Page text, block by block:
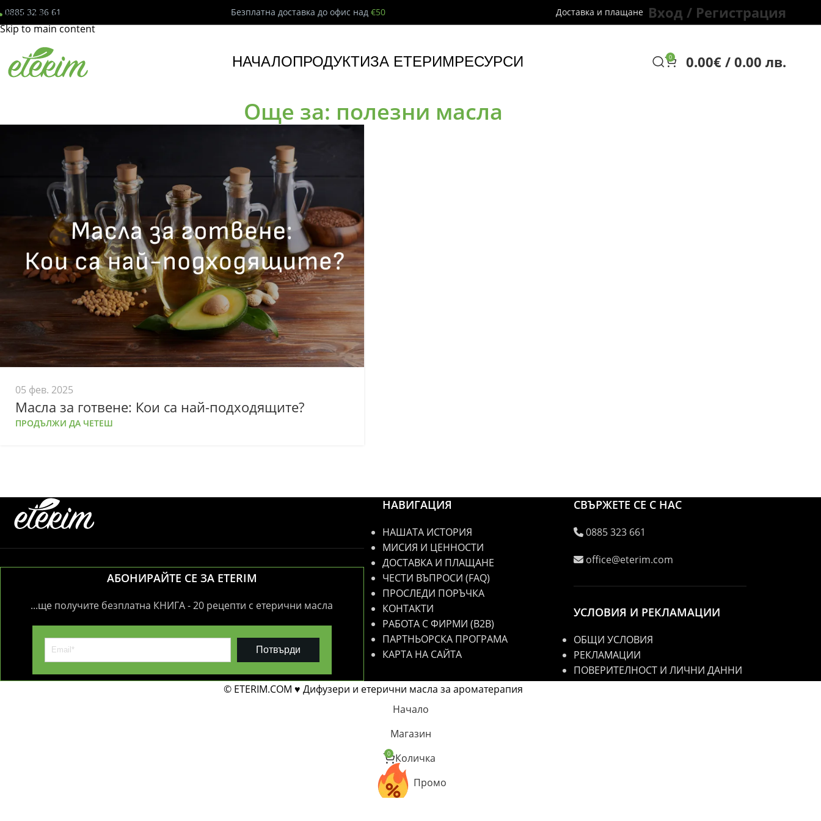
Skip to navigation
Skip to main content
0885 32 36 61 Безплатна доставка до офис над€50 Доставка и плащане Вход / Регистрация
НАЧАЛОПРОДУКТИЗА ЕТЕРИМРЕСУРСИ 0 0.00€/ 0.00 лв.
Още за: полезни масла
05 фев. 2025
Масла за готвене: Кои са най-подходящите?
ПРОДЪЛЖИ ДА ЧЕТЕШ
АБОНИРАЙТЕ СЕ ЗА ETERIM
...ще получите безплатна КНИГА - 20 рецепти с етерични масла
Потвърди
НАВИГАЦИЯ
НАШАТА ИСТОРИЯ
МИСИЯ И ЦЕННОСТИ
ДОСТАВКА И ПЛАЩАНЕ
ЧЕСТИ ВЪПРОСИ (FAQ)
ПРОСЛЕДИ ПОРЪЧКА
КОНТАКТИ
РАБОТА С ФИРМИ (B2B)
ПАРТНЬОРСКА ПРОГРАМА
КАРТА НА САЙТА
СВЪРЖЕТЕ СЕ С НАС
0885 323 661
office@eterim.com
УСЛОВИЯ И РЕКЛАМАЦИИ
ОБЩИ УСЛОВИЯ
РЕКЛАМАЦИИ
ПОВЕРИТЕЛНОСТ И ЛИЧНИ ДАННИ
© ETERIM.COM ♥ Дифузери и етерични масла за ароматерапия
Начало
Магазин
0 Количка
Промо